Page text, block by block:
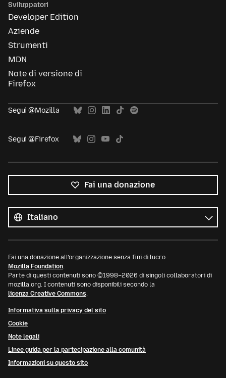
Sviluppatori
Developer Edition
Aziende
Strumenti
MDN
Note di versione di
Firefox
Segui @Mozilla
Segui @Firefox
Fai una donazione
le
lingue
Lingua
Fai una donazione all’organizzazione senza fini di lucro
Mozilla Foundation.
Parte di questi contenuti sono ©1998–2026 di singoli collaboratori di
mozilla.org. I contenuti sono disponibili secondo la
licenza Creative Commons.
Informativa sulla privacy del sito
Cookie
Note legali
Linee guida per la partecipazione alla comunità
Informazioni su questo sito